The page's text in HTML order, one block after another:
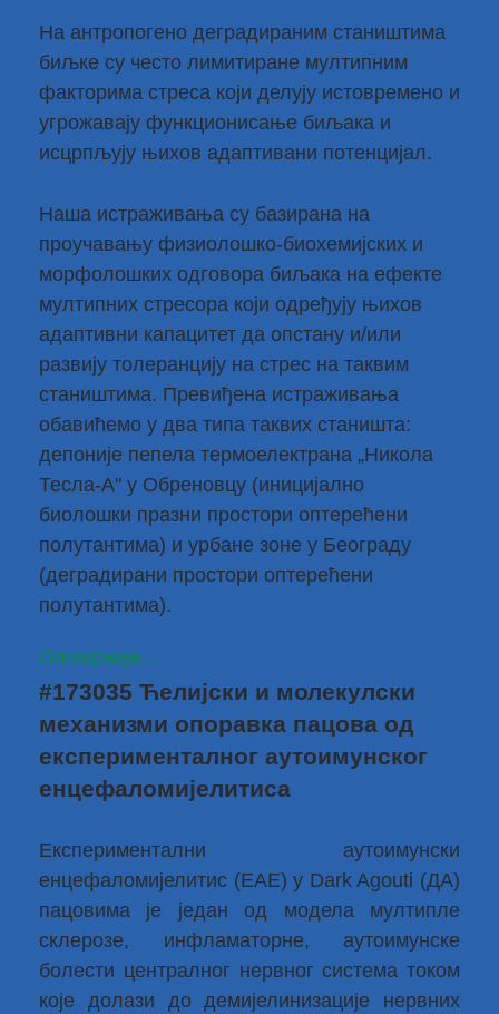
На антропогено деградираним стаништима
биљке су често лимитиране мултипним
факторима стреса који делују истовремено и
угрожавају функционисање биљака и
исцрпљују њихов адаптивани потенцијал.
Наша истраживања су базирана на
проучавању физиолошко-биохемијских и
морфолошких одговора биљака на ефекте
мултипних стресора који одређују њихов
адаптивни капацитет да опстану и/или
развију толеранцију на стрес на таквим
стаништима. Превиђена истраживања
обавићемо у два типа таквих станишта:
депоније пепела термоелектрана „Никола
Тесла-А" у Обреновцу (иницијално
биолошки празни простори оптерећени
полутантима) и урбане зоне у Београду
(деградирани простори оптерећени
полутантима).
Опширније...
#173035 Ћелијски и молекулски
механизми опоравка пацова од
експерименталног аутоимунског
енцефаломијелитиса
Експериментални аутоимунски
енцефаломијелитис (ЕАЕ) у Dark Agouti (ДА)
пацовима је један од модела мултипле
склерозе, инфламаторне, аутоимунске
болести централног нервног система током
које долази до демијелинизације нервних